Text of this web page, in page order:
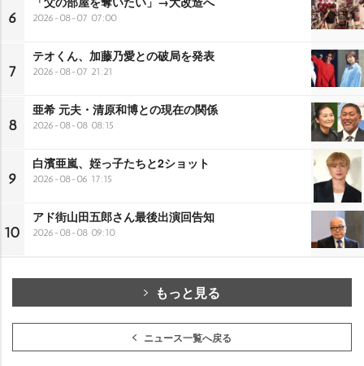
6 2026-08-07 07:00
7
テオくん、加藤乃愛との破局を発表
2026-08-07 21:21
8
亜希 元夫・清原和博との現在の関係
2026-08-08 08:15
9
白濱亜嵐、姪っ子たちと2ショット
2026-08-06 17:15
10
アド街山田五郎さん最後出演回告知
2026-08-08 09:10
もっと見る
ニュース一覧へ戻る